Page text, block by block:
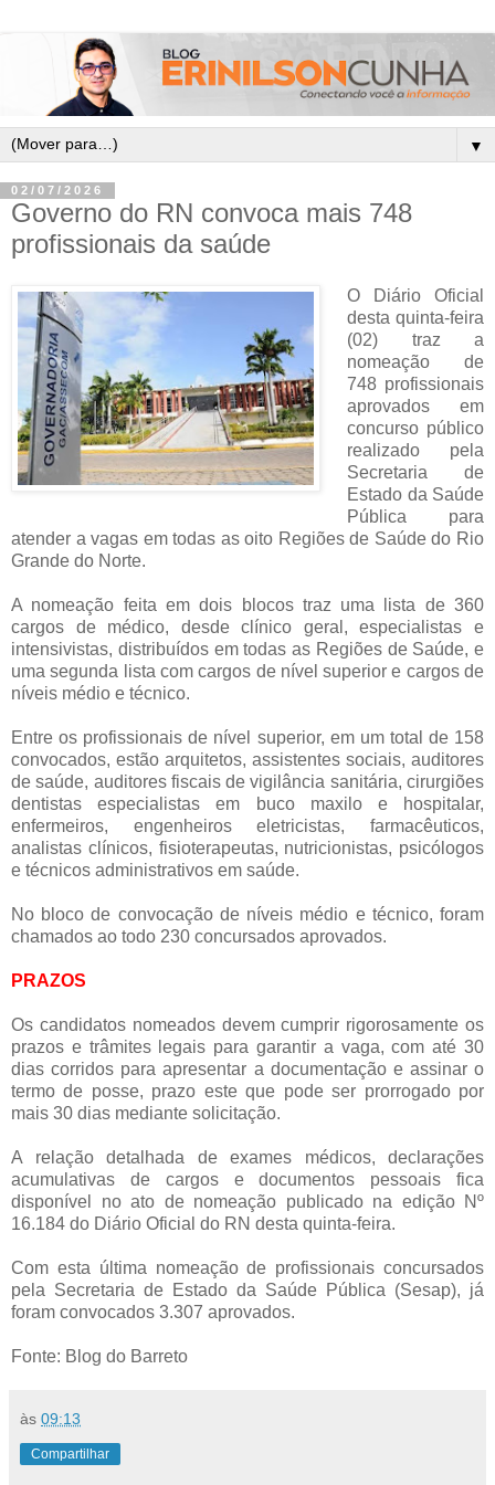
▼
02/07/2026
Governo do RN convoca mais 748
profissionais da saúde
O Diário Oficial
desta quinta-feira
(02) traz a
nomeação de
748 profissionais
aprovados em
concurso público
realizado pela
Secretaria de
Estado da Saúde
Pública para
atender a vagas em todas as oito Regiões de Saúde do Rio
Grande do Norte.
A nomeação feita em dois blocos traz uma lista de 360
cargos de médico, desde clínico geral, especialistas e
intensivistas, distribuídos em todas as Regiões de Saúde, e
uma segunda lista com cargos de nível superior e cargos de
níveis médio e técnico.
Entre os profissionais de nível superior, em um total de 158
convocados, estão arquitetos, assistentes sociais, auditores
de saúde, auditores fiscais de vigilância sanitária, cirurgiões
dentistas especialistas em buco maxilo e hospitalar,
enfermeiros, engenheiros eletricistas, farmacêuticos,
analistas clínicos, fisioterapeutas, nutricionistas, psicólogos
e técnicos administrativos em saúde.
No bloco de convocação de níveis médio e técnico, foram
chamados ao todo 230 concursados aprovados.
PRAZOS
Os candidatos nomeados devem cumprir rigorosamente os
prazos e trâmites legais para garantir a vaga, com até 30
dias corridos para apresentar a documentação e assinar o
termo de posse, prazo este que pode ser prorrogado por
mais 30 dias mediante solicitação.
A relação detalhada de exames médicos, declarações
acumulativas de cargos e documentos pessoais fica
disponível no ato de nomeação publicado na edição Nº
16.184 do Diário Oficial do RN desta quinta-feira.
Com esta última nomeação de profissionais concursados
pela Secretaria de Estado da Saúde Pública (Sesap), já
foram convocados 3.307 aprovados.
Fonte: Blog do Barreto
às 09:13
Compartilhar